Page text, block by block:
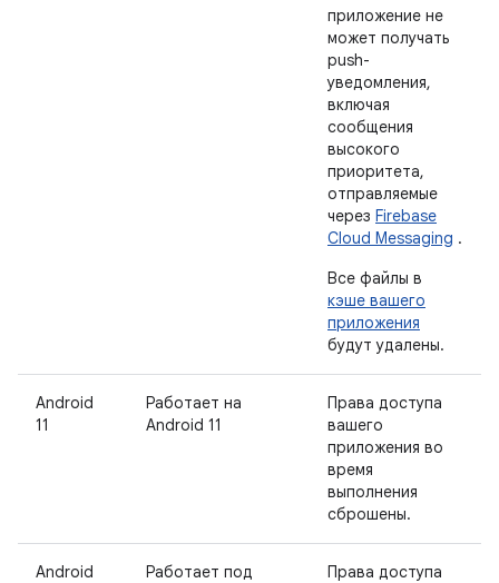
приложение не
может получать
push-
уведомления,
включая
сообщения
высокого
приоритета,
отправляемые
через Firebase
Cloud Messaging .
Все файлы в
кэше вашего
приложения
будут удалены.
Android
11
Работает на
Android 11
Права доступа
вашего
приложения во
время
выполнения
сброшены.
Android
Работает под
Права доступа